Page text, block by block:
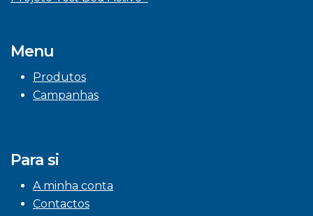
Menu
Produtos
Campanhas
Para si
A minha conta
Contactos